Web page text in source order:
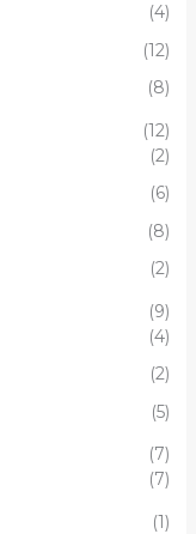
(4)
(12)
(8)
(12)
(2)
(6)
(8)
(2)
(9)
(4)
(2)
(5)
(7)
(7)
(1)